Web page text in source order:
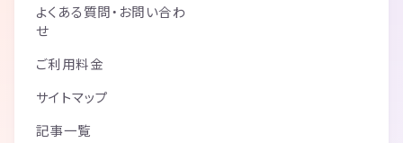
よくある質問・お問い合わ
せ
ご利用料金
サイトマップ
記事一覧